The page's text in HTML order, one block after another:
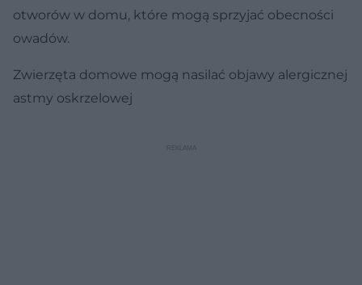
otworów w domu, które mogą sprzyjać obecności
owadów.
Zwierzęta domowe mogą nasilać objawy alergicznej
astmy oskrzelowej